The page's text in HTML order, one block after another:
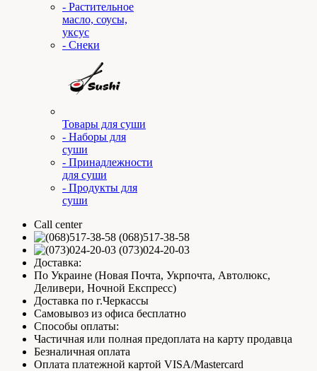
- Растительное
масло, соусы,
уксус
- Снеки
Товары для суши
- Наборы для
суши
- Принадлежности
для суши
- Продукты для
суши
Call center
(068)517-38-58
(073)024-20-03
Доставка:
По Украине (Новая Почта, Укрпочта, Автолюкс,
Деливери, Ночной Експресс)
Доставка по г.Черкассы
Самовывоз из офиса бесплатно
Способы оплаты:
Частичная или полная предоплата на карту продавца
Безналичная оплата
Оплата платежной картой VISA/Mastercard